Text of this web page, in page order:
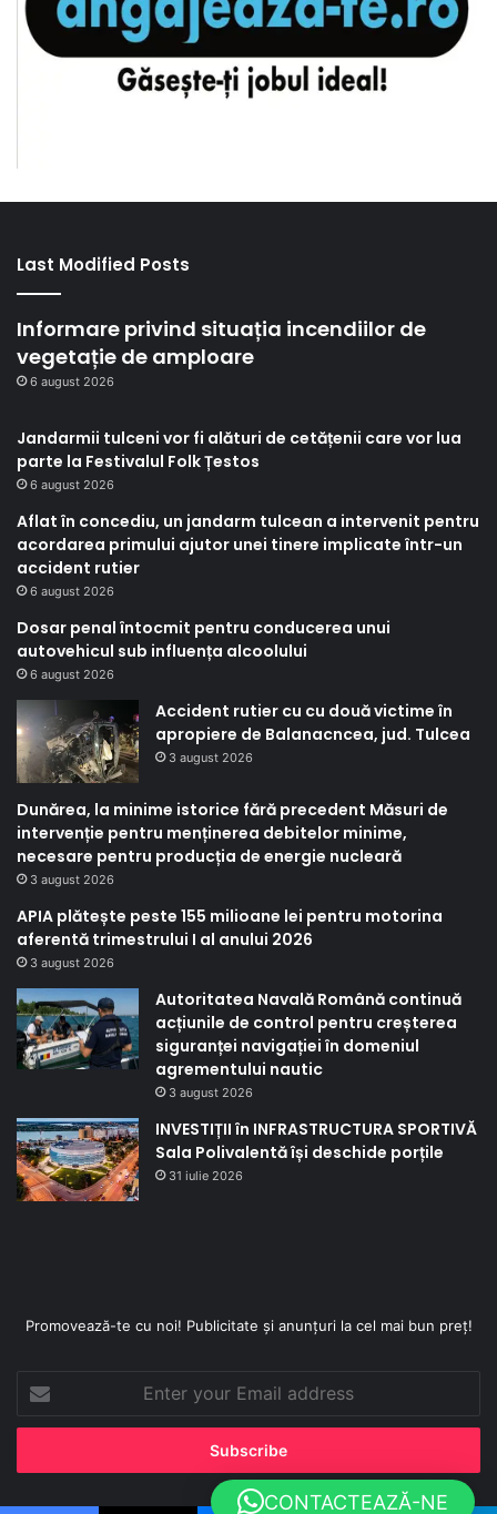
Last Modified Posts
Informare privind situația incendiilor de
vegetație de amploare
6 august 2026
Jandarmii tulceni vor fi alături de cetățenii care vor lua
parte la Festivalul Folk Țestos
6 august 2026
Aflat în concediu, un jandarm tulcean a intervenit pentru
acordarea primului ajutor unei tinere implicate într-un
accident rutier
6 august 2026
Dosar penal întocmit pentru conducerea unui
autovehicul sub influența alcoolului
6 august 2026
Accident rutier cu cu două victime în
apropiere de Balanacncea, jud. Tulcea
3 august 2026
Dunărea, la minime istorice fără precedent Măsuri de
intervenție pentru menținerea debitelor minime,
necesare pentru producția de energie nucleară
3 august 2026
APIA plătește peste 155 milioane lei pentru motorina
aferentă trimestrului I al anului 2026
3 august 2026
Autoritatea Navală Română continuă
acțiunile de control pentru creșterea
siguranței navigației în domeniul
agrementului nautic
3 august 2026
INVESTIȚII în INFRASTRUCTURA SPORTIVĂ
Sala Polivalentă își deschide porțile
31 iulie 2026
Promovează-te cu noi! Publicitate și anunțuri la cel mai bun preț!
your
Email
CONTACTEAZĂ-NE